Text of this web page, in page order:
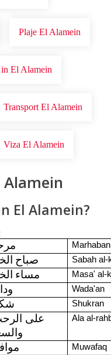
Plaje El Alamein
El Alamein
Transport El Alamein
Viza El Alamein
El Alamein?
Marhaban
صباح Sabah al-
مساء Masa' al-
Wada'an
Shukran
على
Ala al-
Muwafaq